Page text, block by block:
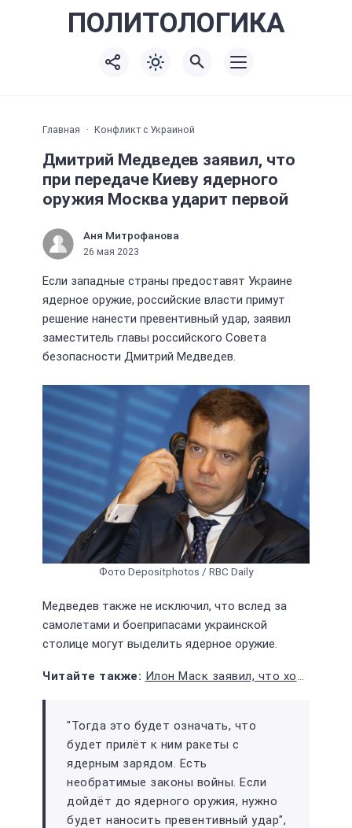
ПОЛИТОЛОГИКА
Главная Конфликт с Украиной
Дмитрий Медведев заявил, что
при передаче Киеву ядерного
оружия Москва ударит первой
Аня Митрофанова
26 мая 2023
Если западные страны предоставят Украине
ядерное оружие, российские власти примут
решение нанести превентивный удар, заявил
заместитель главы российского Совета
безопасности Дмитрий Медведев.
Фото Depositphotos / RBC Daily
Медведев также не исключил, что вслед за
самолетами и боеприпасами украинской
столице могут выделить ядерное оружие.
Илон Маск заявил, что хотел бы видеть в кресле президента нормального человека
"Тогда это будет означать, что
будет прилёт к ним ракеты с
ядерным зарядом. Есть
необратимые законы войны. Если
дойдёт до ядерного оружия, нужно
будет наносить превентивный удар",